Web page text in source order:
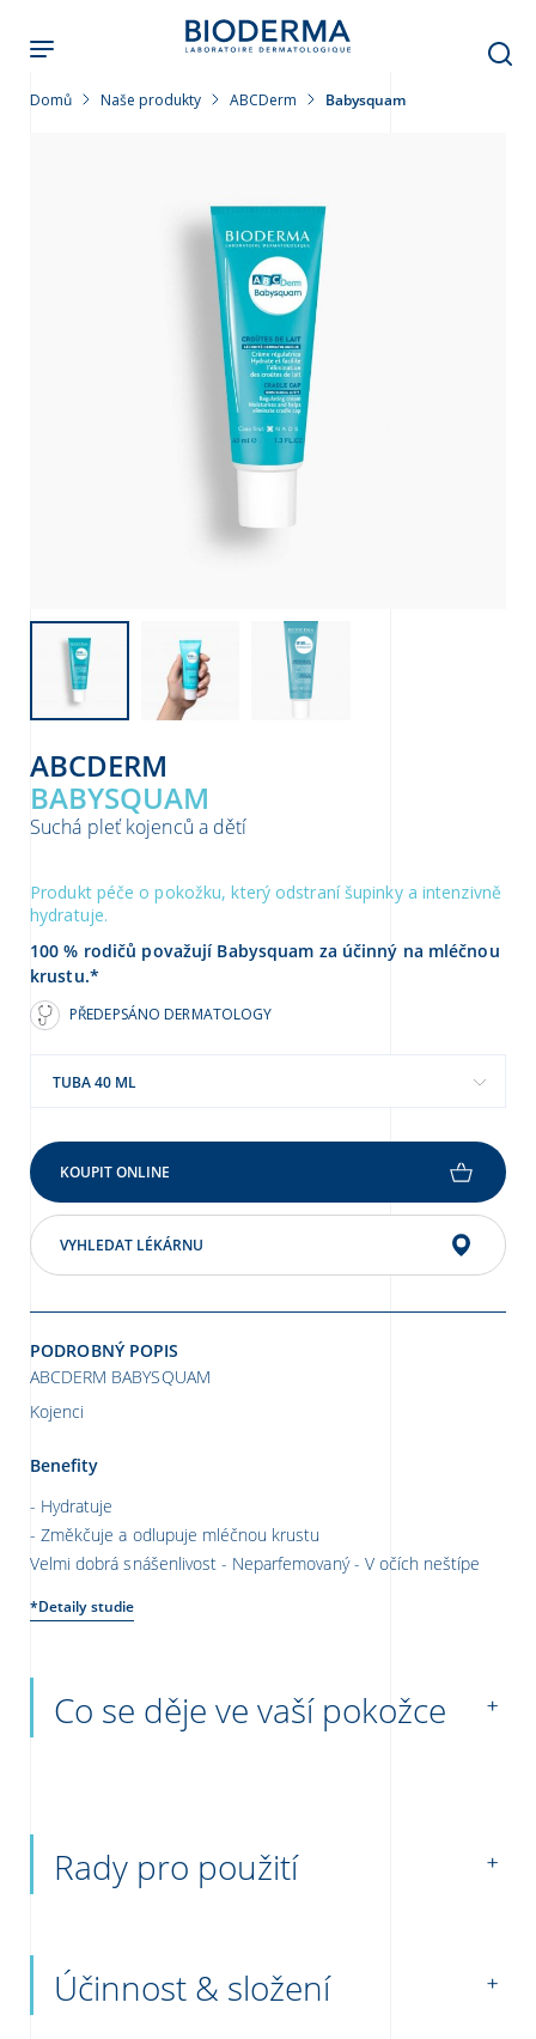
hlavnímu
obsahu
Domů Naše produkty ABCDerm Babysquam
ABCDERM
BABYSQUAM
Suchá pleť kojenců a dětí
Produkt péče o pokožku, který odstraní šupinky a intenzivně
hydratuje.
100 % rodičů považují Babysquam za účinný na mléčnou
krustu.*
PŘEDEPSÁNO DERMATOLOGY
TUBA 40 ML
KOUPIT ONLINE
VYHLEDAT LÉKÁRNU
PODROBNÝ POPIS
ABCDERM BABYSQUAM
Kojenci
Benefity
Hydratuje
Změkčuje a odlupuje mléčnou krustu
Velmi dobrá snášenlivost - Neparfemovaný - V očích neštípe
*Detaily studie
Co se děje ve vaší pokožce
Rady pro použití
Účinnost & složení